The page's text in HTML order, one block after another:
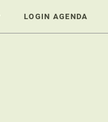
LOGIN AGENDA